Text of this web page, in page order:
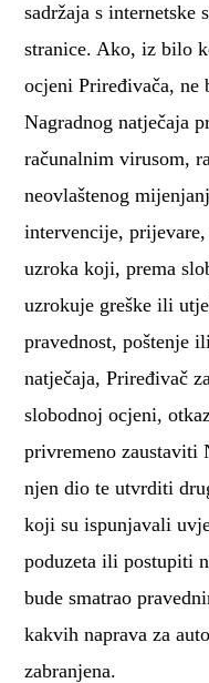
sadržaja s internetske
stranice. Ako, iz bilo
ocjeni Priređivača, ne
Nagradnog natječaja
računalnim virusom,
neovlaštenog
intervencije,
uzroka koji, prema
uzrokuje greške ili
pravednost, poštenje
natječaja, Priređivač
slobodnoj ocjeni,
privremeno
njen dio te utvrditi
koji su ispunjavali
poduzeta ili postupiti
bude smatrao
kakvih naprava za
zabranjena.